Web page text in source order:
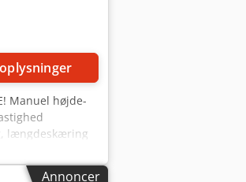
Manuel højde-
længdeskæring
100 mm,
tekniske fejl
Annoncer